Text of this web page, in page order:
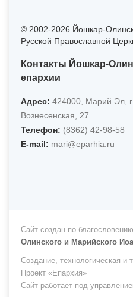
© 2002-2026 Йошкар-
Русской Православной
Контакты Йошкар-
епархии
Адрес: 424000, Марий Эл,
Вознесенская, 27
Телефон: (8362) 42-98-58
Е-mail: mari@eparhia.ru
Сайт создан по благословению
Олинского и Марийского
Создание, технологическая и
Проект «Епархия»
Сайт работает под